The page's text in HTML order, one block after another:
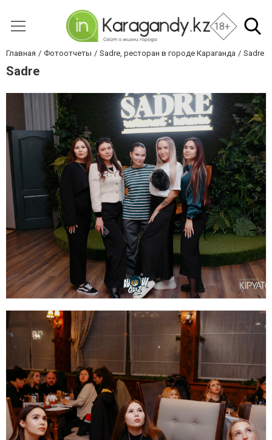
18+
Главная Фотоотчеты Sadre, ресторан в городе Караганда Sadre
Sadre